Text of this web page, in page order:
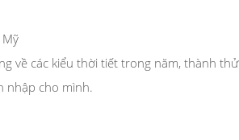
về các kiểu thời tiết trong năm, thành thử
nhập cho mình.